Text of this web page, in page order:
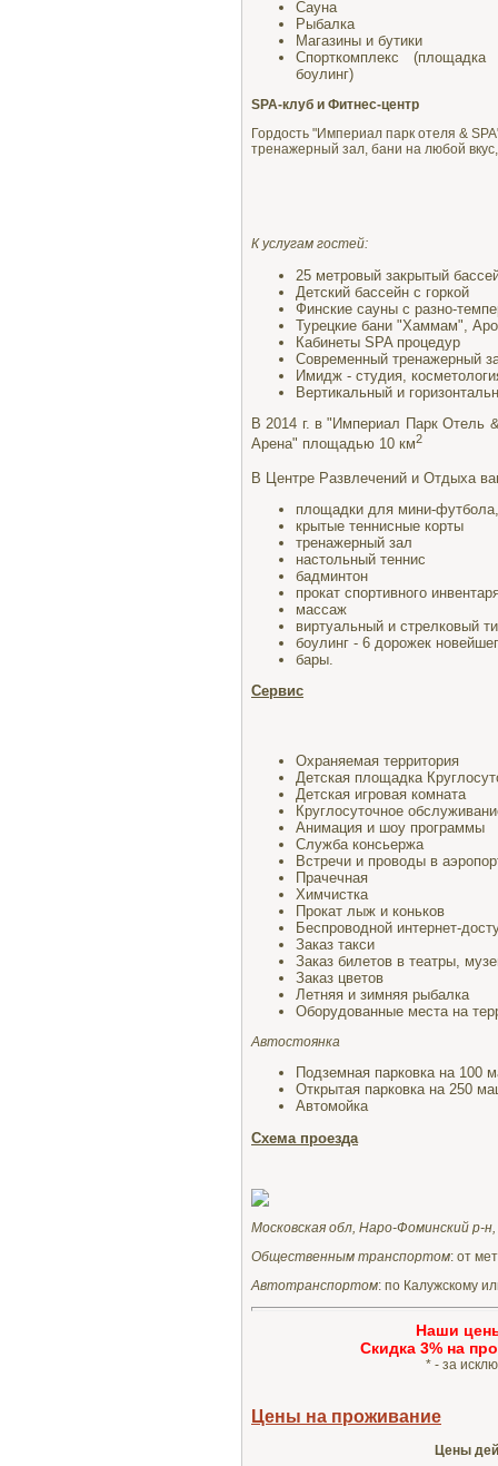
Сауна
Рыбалка
Магазины и бутики
Спорткомплекс
боулинг)
SPA-клуб и Фитнес-центр
Гордость "Империал парк отеля &
тренажерный зал, бани на любой
К услугам гостей:
25 метровый закрытый
Детский бассейн с горкой
Финские сауны с разно-
Турецкие бани "Хаммам",
Кабинеты SPA процедур
Современный тренажерный
Имидж - студия,
Вертикальный и
В 2014 г. в "Империал Парк Отель
Арена" площадью 10 км2
В Центре Развлечений и Отдыха
площадки для мини-
крытые теннисные корты
тренажерный зал
настольный теннис
бадминтон
прокат спортивного
массаж
виртуальный и стрелковый
боулинг - 6 дорожек
бары.
Сервис
Охраняемая территория
Детская площадка
Детская игровая комната
Круглосуточное
Анимация и шоу программы
Служба консьержа
Встречи и проводы в
Прачечная
Химчистка
Прокат лыж и коньков
Беспроводной интернет-
Заказ такси
Заказ билетов в театры,
Заказ цветов
Летняя и зимняя рыбалка
Оборудованные места на
Автостоянка
Подземная парковка на 100
Открытая парковка на 250
Автомойка
Схема проезда
Московская обл, Наро-Фоминский р-н,
Общественным транспортом: от
Автотранспортом: по Калужскому
Наши
Cкидка 3% на
* - за
Цены на проживание
Цены